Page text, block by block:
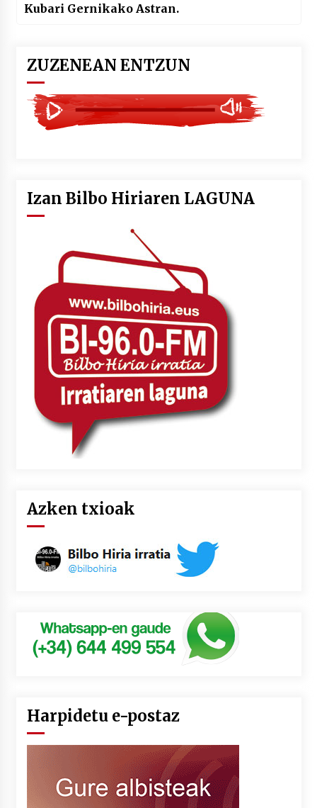
Kubari Gernikako Astran.
ZUZENEAN ENTZUN
Izan Bilbo Hiriaren LAGUNA
Azken txioak
Harpidetu e-postaz